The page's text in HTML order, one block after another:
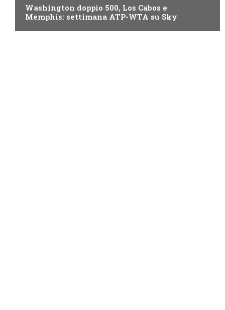
Washington doppio 500, Los Cabos e
Memphis: settimana ATP-WTA su Sky